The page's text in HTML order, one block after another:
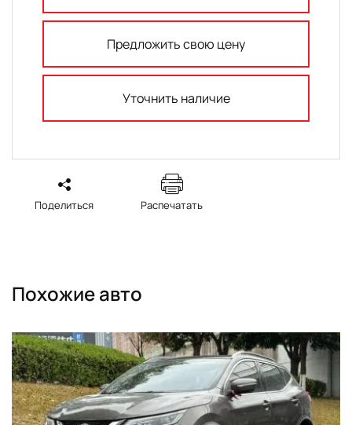
Предложить свою цену
Уточнить наличие
Поделиться Распечатать
Похожие авто